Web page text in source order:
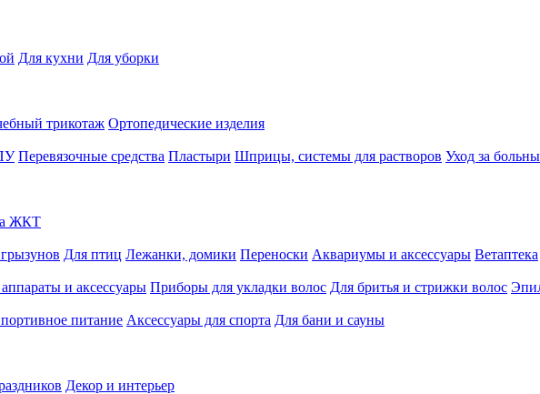
Для кухни Для уборки
трикотаж Ортопедические изделия
Перевязочные средства Пластыри Шприцы, системы для растворов Уход за
ЖКТ
Для птиц Лежанки, домики Переноски Аквариумы и аксессуары Ветаптека
и аксессуары Приборы для укладки волос Для бритья и стрижки волос
питание Аксессуары для спорта Для бани и сауны
Декор и интерьер